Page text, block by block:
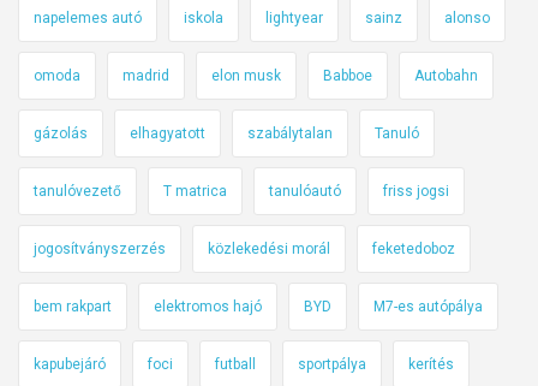
napelemes autó iskola lightyear sainz alonso
omoda madrid elon musk Babboe Autobahn
gázolás elhagyatott szabálytalan Tanuló
tanulóvezető T matrica tanulóautó friss jogsi
jogosítványszerzés közlekedési morál feketedoboz
bem rakpart elektromos hajó BYD M7-es autópálya
kapubejáró foci futball sportpálya kerítés